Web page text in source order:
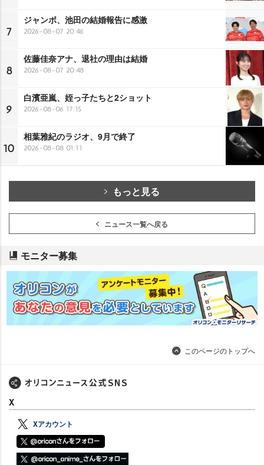
7
ジャンボ、池田の結婚報告に感激
2026-08-07 20:46
8
佐藤佳奈アナ、退社の理由は結婚
2026-08-07 20:48
9
白濱亜嵐、姪っ子たちと2ショット
2026-08-06 17:15
10
相葉雅紀のラジオ、9月で終了
2026-08-08 01:11
もっと見る
ニュース一覧へ戻る
モニター募集
このページのトップへ
X
Xアカウント